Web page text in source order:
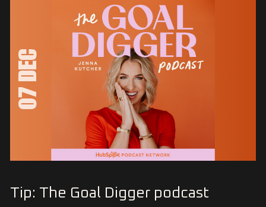
Tip: The Goal Digger podcast
07 DEC